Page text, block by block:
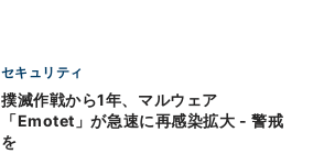
セキュリティ
撲滅作戦から1年、マルウェア
「Emotet」が急速に再感染拡大 - 警戒
を